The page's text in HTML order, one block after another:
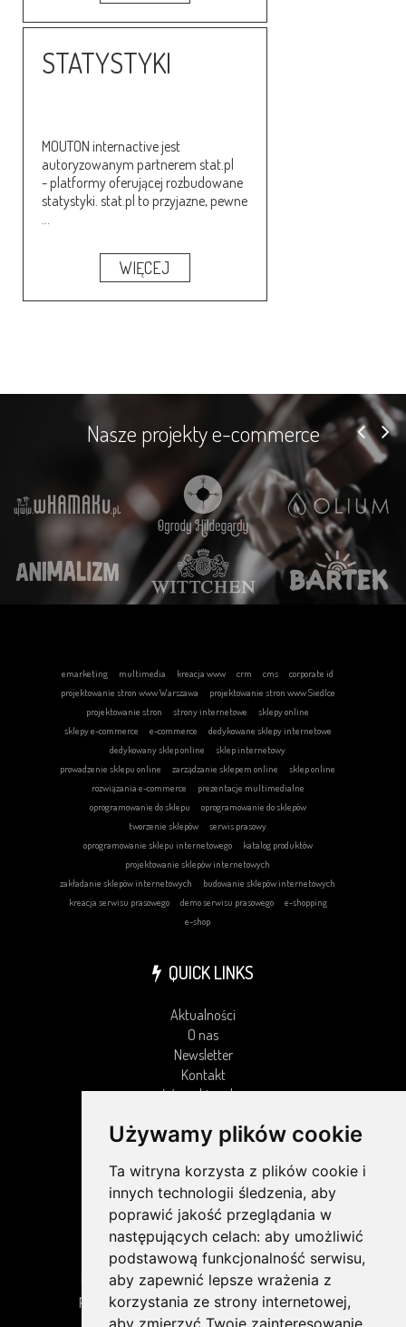
Używamy plików cookie
Ta witryna korzysta z plików cookie i
innych technologii śledzenia, aby
poprawić jakość przeglądania w
następujących celach: aby umożliwić
podstawową funkcjonalność serwisu,
aby zapewnić lepsze wrażenia z
korzystania ze strony internetowej,
aby zmierzyć Twoje zainteresowanie
STATYSTYKI
MOUTON internactive jest
autoryzowanym partnerem stat.pl
- platformy oferującej rozbudowane
statystyki. stat.pl to przyjazne, pewne
...
WIĘCEJ
Nasze projekty e-commerce
emarketing multimedia kreacja www crm cms
corporate id
projektowanie stron www Warszawa
projektowanie stron www Siedlce
projektowanie stron
strony internetowe
sklepy online
sklepy e-commerce
e-commerce
dedykowane sklepy internetowe
dedykowany sklep online
sklep internetowy
prowadzenie sklepu online
zarządzanie sklepem online
sklep online
rozwiązania e-commerce
prezentacje multimedialne
oprogramowanie do sklepu
oprogramowanie do sklepów
tworzenie sklepów
serwis prasowy
oprogramowanie sklepu internetowego
katalog produktów
projektowanie sklepów internetowych
zakładanie sklepów internetowych
budowanie sklepów internetowych
kreacja serwisu prasowego
demo serwisu prasowego
e-shopping
e-shop
QUICK LINKS
Aktualności
O nas
Newsletter
Kontakt
Wyszukiwarka
Ochrona Danych Osobowych (ODO)
NEWSLETTER
Dowiedz się pierwszy o naszych nowościach,
promocjach i wyprzedażach. Zapraszamy do
zapisania się do naszego newslettera.